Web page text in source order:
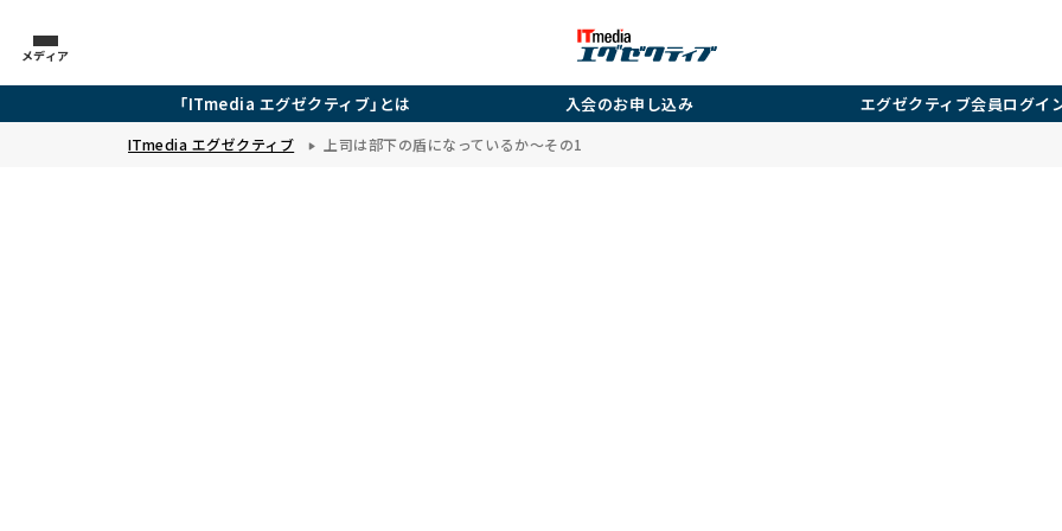
メディア
「ITmedia エグゼクティブ」とは 入会のお申し込み エグゼクティブ会員ログイ
ITmedia エグゼクティブ 上司は部下の盾になっているか～その1